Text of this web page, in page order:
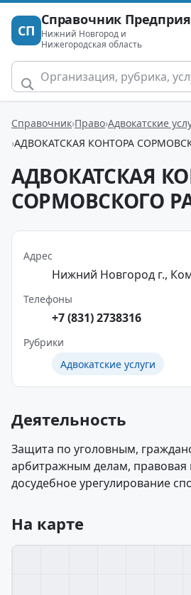
СП
Справочник
Нижний Новгород и
Нижегородская область
Справочник Право Адвокатские
АДВОКАТСКАЯ КОНТОРА
АДВОКАТСКАЯ
СОРМОВСКОГО
Адрес
Нижний Новгород г.,
Телефоны
+7 (831) 2738316
Рубрики
Адвокатские услуги
Деятельность
Защита по уголовным,
арбитражным делам, правовая
досудебное урегулирование
На карте